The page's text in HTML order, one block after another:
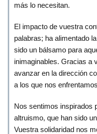
más lo necesitan.
El impacto de vuestra
palabras; ha alimentado
sido un bálsamo para
inimaginables. Gracias a
avanzar en la dirección
a los que nos
Nos sentimos inspirados
altruismo, que han sido
Vuestra solidaridad nos